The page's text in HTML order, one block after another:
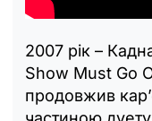
2007 рік –
Show Must Go
продовжив